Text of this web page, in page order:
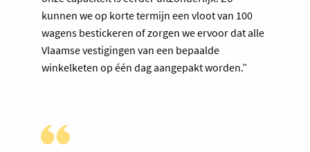
kunnen we op korte termijn een vloot van 100
wagens bestickeren of zorgen we ervoor dat alle
Vlaamse vestigingen van een bepaalde
winkelketen op één dag aangepakt worden.”